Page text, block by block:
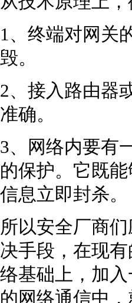
1、终端对网关
毁。
2、接入路由器
准确。
3、网络内要有
的保护。它既
信息立即封杀。
所以安全厂商
决手段，在现
络基础上，加
的网络通信中